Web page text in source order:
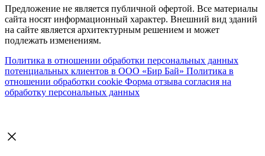
Предложение не является публичной офертой. Все материалы
сайта носят информационный характер. Внешний вид зданий
на сайте является архитектурным решением и может
подлежать изменениям.
Политика в отношении обработки персональных данных
потенциальных клиентов в ООО «Бир Бай» Политика в
отношении обработки cookie Форма отзыва согласия на
обработку персональных данных